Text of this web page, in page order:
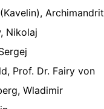
Archimandrit
Nikolaj
Prof. Dr. Fairy von
Wladimir